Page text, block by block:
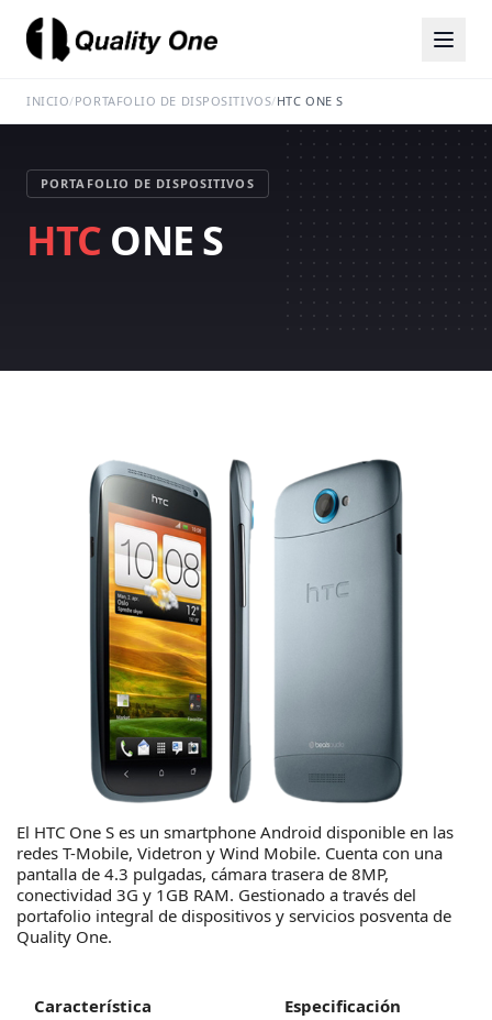
INICIO/PORTAFOLIO DE DISPOSITIVOS/HTC ONE S
PORTAFOLIO DE DISPOSITIVOS
HTC ONE S
El HTC One S es un smartphone Android disponible en las
redes T-Mobile, Videtron y Wind Mobile. Cuenta con una
pantalla de 4.3 pulgadas, cámara trasera de 8MP,
conectividad 3G y 1GB RAM. Gestionado a través del
portafolio integral de dispositivos y servicios posventa de
Quality One.
Característica Especificación